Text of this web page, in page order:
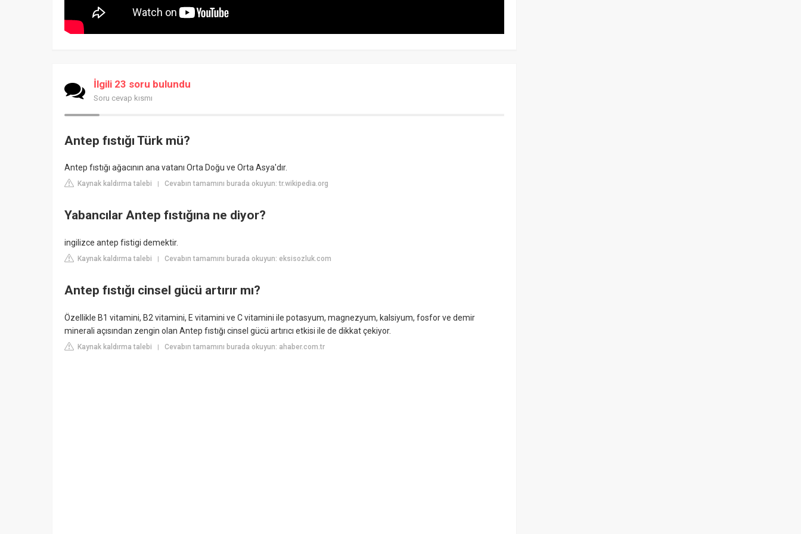
İlgili 23 soru bulundu
Soru cevap kısmı
Antep fıstığı Türk mü?
Antep fıstığı ağacının ana vatanı Orta Doğu ve Orta Asya'dır.
Kaynak kaldırma talebi | Cevabın tamamını burada okuyun: tr.wikipedia.org
Yabancılar Antep fıstığına ne diyor?
ingilizce antep fistigi demektir.
Kaynak kaldırma talebi | Cevabın tamamını burada okuyun: eksisozluk.com
Antep fıstığı cinsel gücü artırır mı?
Özellikle B1 vitamini, B2 vitamini, E vitamini ve C vitamini ile potasyum, magnezyum, kalsiyum, fosfor ve demir
minerali açısından zengin olan Antep fıstığı cinsel gücü artırıcı etkisi ile de dikkat çekiyor.
Kaynak kaldırma talebi | Cevabın tamamını burada okuyun: ahaber.com.tr